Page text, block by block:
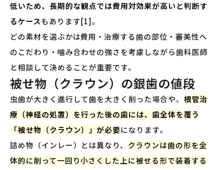
低いため、長期的な観点では費用対効果が高いと判断す
るケースもあります[1]。
どの素材を選ぶかは費用・治療する歯の部位・審美性へ
のこだわり・噛み合わせの強さを考慮しながら歯科医師
と相談して決めることが重要です。
被せ物（クラウン）の銀歯の値段
虫歯が大きく進行して歯を大きく削った場合や、 根管治
療（神経の処置）を行った後の歯には、歯全体を覆う
「被せ物（クラウン）」が必要になります。
詰め物（インレー）とは異なり、 クラウンは歯の形を全
体的に削って一回り小さくした上に被せる形で装着する